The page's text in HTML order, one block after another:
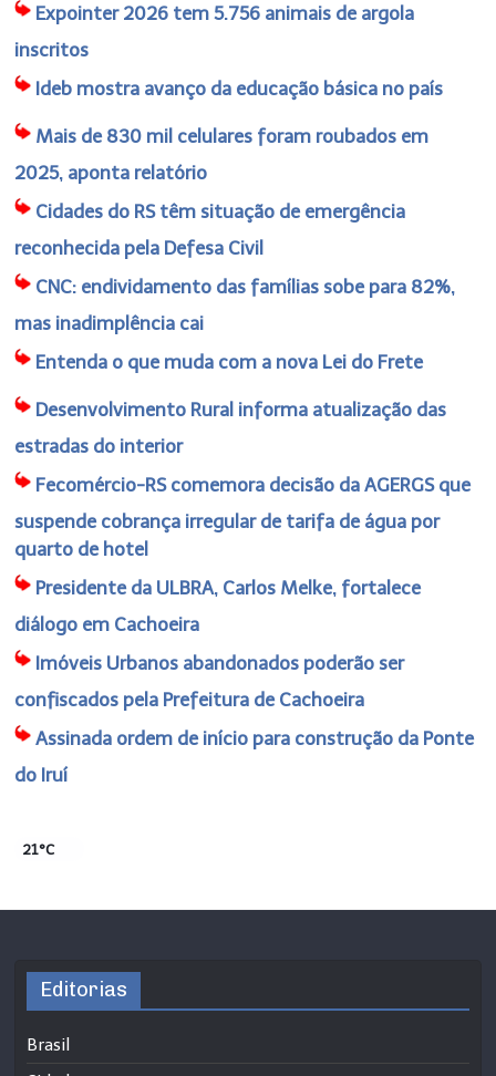
Expointer 2026 tem 5.756 animais de argola
inscritos
Ideb mostra avanço da educação básica no país
Mais de 830 mil celulares foram roubados em
2025, aponta relatório
Cidades do RS têm situação de emergência
reconhecida pela Defesa Civil
CNC: endividamento das famílias sobe para 82%,
mas inadimplência cai
Entenda o que muda com a nova Lei do Frete
Desenvolvimento Rural informa atualização das
estradas do interior
Fecomércio-RS comemora decisão da AGERGS que
suspende cobrança irregular de tarifa de água por
quarto de hotel
Presidente da ULBRA, Carlos Melke, fortalece
diálogo em Cachoeira
Imóveis Urbanos abandonados poderão ser
confiscados pela Prefeitura de Cachoeira
Assinada ordem de início para construção da Ponte
do Iruí
21°C
Editorias
Brasil